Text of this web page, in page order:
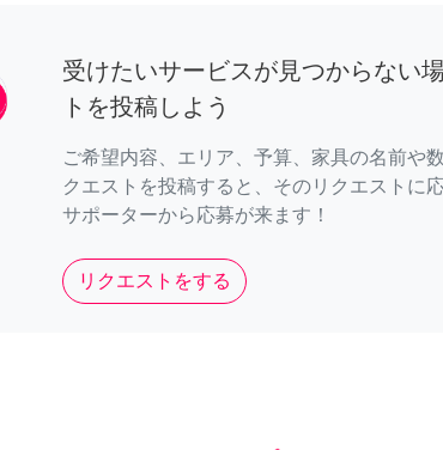
受けたいサービスが見つからない
トを投稿しよう
ご希望内容、エリア、予算、家具の名前や
クエストを投稿すると、そのリクエストに
サポーターから応募が来ます！
リクエストをする